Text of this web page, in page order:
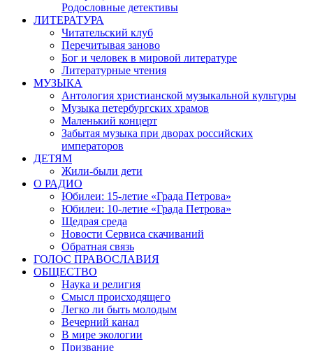
Родословные детективы
ЛИТЕРАТУРА
Читательский клуб
Перечитывая заново
Бог и человек в мировой литературе
Литературные чтения
МУЗЫКА
Антология христианской музыкальной культуры
Музыка петербургских храмов
Маленький концерт
Забытая музыка при дворах российских
императоров
ДЕТЯМ
Жили-были дети
О РАДИО
Юбилеи: 15-летие «Града Петрова»
Юбилеи: 10-летие «Града Петрова»
Щедрая среда
Новости Сервиса скачиваний
Обратная связь
ГОЛОС ПРАВОСЛАВИЯ
ОБЩЕСТВО
Наука и религия
Смысл происходящего
Легко ли быть молодым
Вечерний канал
В мире экологии
Призвание